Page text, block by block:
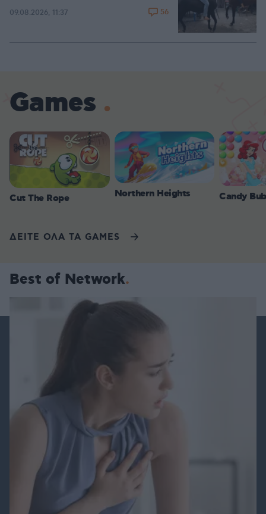
09.08.2026, 11:37 56
Games
Cut The Rope Northern Heights Candy
ΔΕΙΤΕ ΟΛΑ ΤΑ GAMES
Best of Network